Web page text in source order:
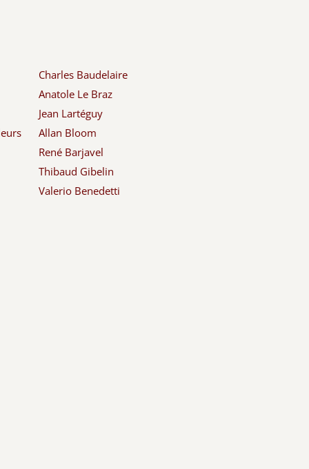
Charles Baudelaire
Anatole Le Braz
Jean Lartéguy
Allan Bloom
René Barjavel
Thibaud Gibelin
Valerio Benedetti